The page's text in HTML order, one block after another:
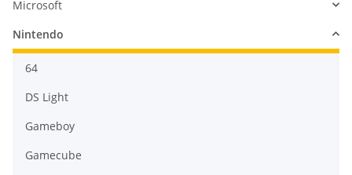
Microsoft
Nintendo
64
DS Light
Gameboy
Gamecube